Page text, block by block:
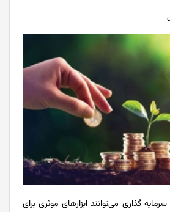
گذاری می‌توانند ابزارهای موثری برای